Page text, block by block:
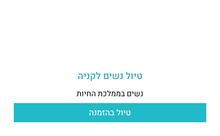
טיול נשים לקניה
נשים בממלכת החיות
טיול בהזמנה